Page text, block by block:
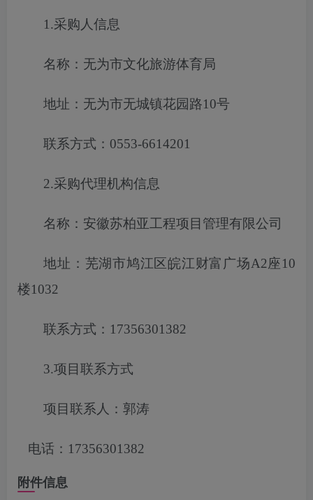
1.采购人信息
名称：无为市文化旅游体育局
地址：无为市无城镇花园路10号
联系方式：0553-6614201
2.采购代理机构信息
名称：安徽苏柏亚工程项目管理有限公司
地址：芜湖市鸠江区皖江财富广场A2座10
楼1032
联系方式： 17356301382
3.项目联系方式
项目联系人：郭涛
电话： 17356301382
附件信息